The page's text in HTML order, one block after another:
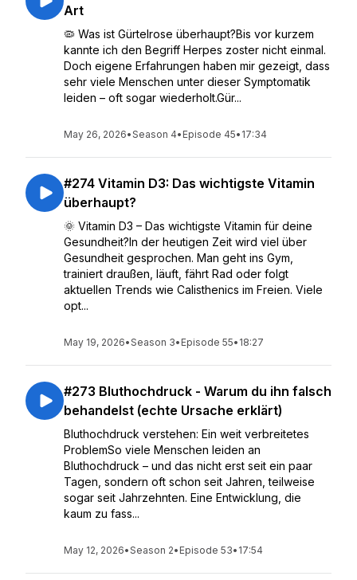
Art
🦠 Was ist Gürtelrose überhaupt?Bis vor kurzem
kannte ich den Begriff Herpes zoster nicht einmal.
Doch eigene Erfahrungen haben mir gezeigt, dass
sehr viele Menschen unter dieser Symptomatik
leiden – oft sogar wiederholt.Gür...
May 26, 2026•Season 4• Episode 45• 17:34
#274 Vitamin D3: Das wichtigste Vitamin
überhaupt?
🌞 Vitamin D3 – Das wichtigste Vitamin für deine
Gesundheit?In der heutigen Zeit wird viel über
Gesundheit gesprochen. Man geht ins Gym,
trainiert draußen, läuft, fährt Rad oder folgt
aktuellen Trends wie Calisthenics im Freien. Viele
opt...
May 19, 2026•Season 3• Episode 55• 18:27
#273 Bluthochdruck - Warum du ihn falsch
behandelst (echte Ursache erklärt)
Bluthochdruck verstehen: Ein weit verbreitetes
ProblemSo viele Menschen leiden an
Bluthochdruck – und das nicht erst seit ein paar
Tagen, sondern oft schon seit Jahren, teilweise
sogar seit Jahrzehnten. Eine Entwicklung, die
kaum zu fass...
May 12, 2026•Season 2• Episode 53• 17:54